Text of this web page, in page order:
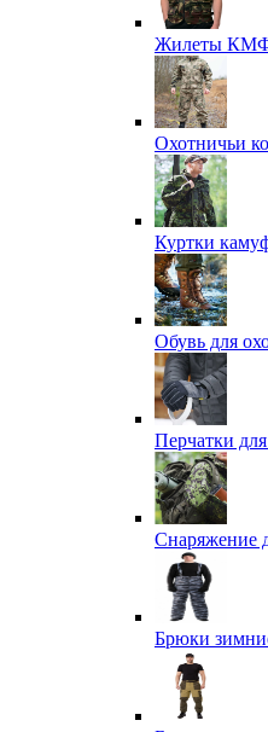
Жилеты
Охотничьи
Куртки
Обувь для
Перчатки
Снаряжение
Брюки